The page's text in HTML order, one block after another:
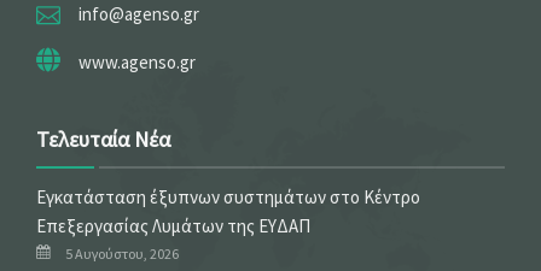
info@agenso.gr
www.agenso.gr
Τελευταία Νέα
Εγκατάσταση έξυπνων συστημάτων στο Κέντρο
Επεξεργασίας Λυμάτων της ΕΥΔΑΠ
5 Αυγούστου, 2026